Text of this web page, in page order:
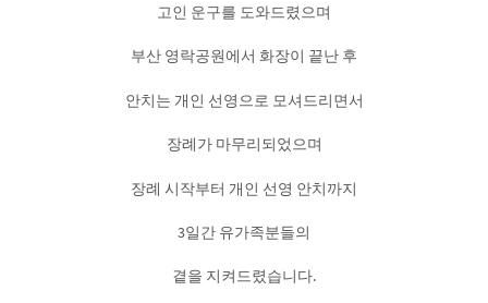
고인 운구를 도와드렸으며
부산 영락공원에서 화장이 끝난 후
안치는 개인 선영으로 모셔드리면서
장례가 마무리되었으며
장례 시작부터 개인 선영 안치까지
3일간 유가족분들의
곁을 지켜드렸습니다.